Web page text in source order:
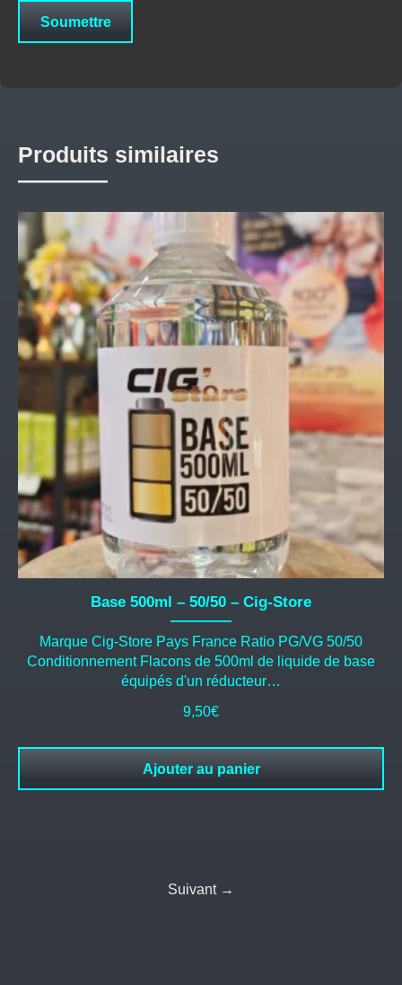
Produits similaires
Base 500ml – 50/50 – Cig-Store
Marque Cig-Store Pays France Ratio PG/VG 50/50
Conditionnement Flacons de 500ml de liquide de base
équipés d'un réducteur…
9,50€
Ajouter au panier
Suivant →